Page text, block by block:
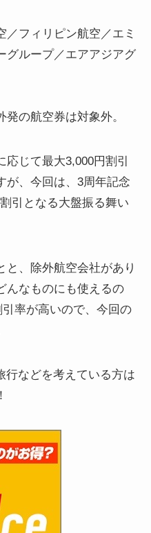
／フィリピン航空／エミ
グループ／エアアジアグ
発の航空券は対象外。
じて最大3,000円割引
が、今回は、3周年記念
引となる大盤振る舞い
と、除外航空会社があり
んなものにも使えるの
率が高いので、今回の
行などを考えている方は